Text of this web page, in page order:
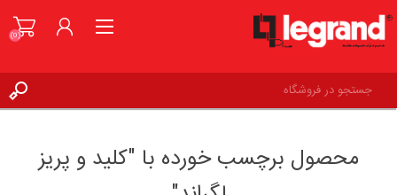
علاقه مندی ها
(0)
(0)
محصول برچسب خورده با "کلید و پریز